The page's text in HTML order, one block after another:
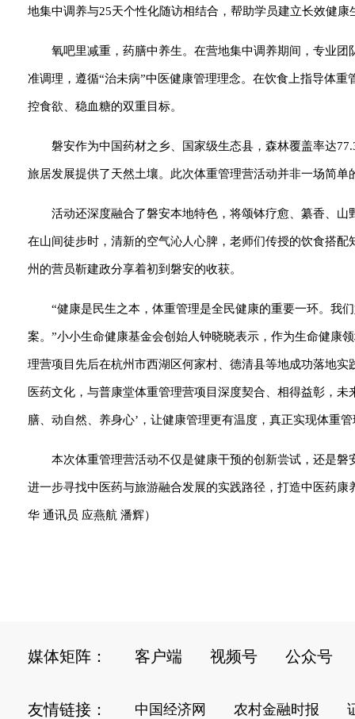
地集中调养与25天个性化随访相结合，帮助学员建立长效健
氧吧里减重，药膳中养生。在营地集中调养期间，专业
准调理，遵循“治未病”中医健康管理理念。在饮食上指导体
控食欲、稳血糖的双重目标。
磐安作为中国药材之乡、国家级生态县，森林覆盖率达
旅居发展提供了天然土壤。此次体重管理营活动并非一场简
活动还深度融合了磐安本地特色，将颂钵疗愈、纂香、
在山间徒步时，清新的空气沁人心脾，老师们传授的饮食搭
州的营员靳建政分享着初到磐安的收获。
“健康是民生之本，体重管理是全民健康的重要一环。我
案。”小小生命健康基金会创始人钟晓晓表示，作为生命健康
理营项目先后在杭州市西湖区何家村、德清县等地成功落地
医药文化，与普康堂体重管理营项目深度契合、相得益彰，
膳、动自然、养身心’，让健康管理更有温度，真正实现体重
本次体重管理营活动不仅是健康干预的创新尝试，还是
进一步寻找中医药与旅游融合发展的实践路径，打造中医药
华 通讯员 应燕航 潘辉）
媒体矩阵： 客户端 视频号 公众号
友情链接： 中国经济网 农村金融时报